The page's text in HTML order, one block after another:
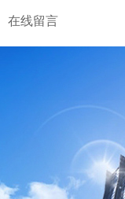
在线留言